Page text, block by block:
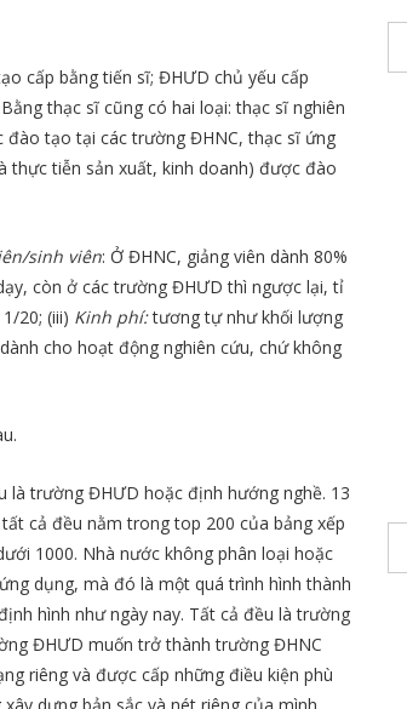
cấp bằng tiến sĩ; ĐHƯD chủ yếu cấp
thạc sĩ cũng có hai loại: thạc sĩ nghiên
đào tạo tại các trường ĐHNC, thạc sĩ ứng
thực tiễn sản xuất, kinh doanh) được đào
sinh viên: Ở ĐHNC, giảng viên dành 80%
còn ở các trường ĐHƯD thì ngược lại, tỉ
20; (iii) Kinh phí:tương tự như khối lượng
cho hoạt động nghiên cứu, chứ không
là trường ĐHƯD hoặc định hướng nghề. 13
cả đều nằm trong top 200 của bảng xếp
1000. Nhà nước không phân loại hoặc
dụng, mà đó là một quá trình hình thành
hình như ngày nay. Tất cả đều là trường
ĐHƯD muốn trở thành trường ĐHNC
riêng và được cấp những điều kiện phù
dựng bản sắc và nét riêng của mình.